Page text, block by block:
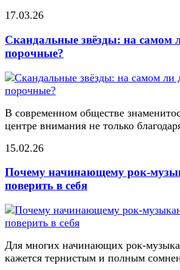
17.03.26
Скандальные звёзды: на самом
порочные?
В современном обществе
центре внимания не только
15.02.26
Почему начинающему рок-
поверить в себя
Для многих начинающих рок-
кажется тернистым и полным